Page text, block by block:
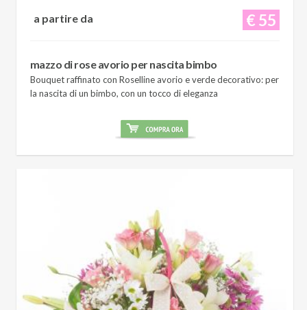
€ 55
a partire da
mazzo di rose avorio per nascita bimbo
Bouquet raffinato con Roselline avorio e verde decorativo: per
la nascita di un bimbo, con un tocco di eleganza